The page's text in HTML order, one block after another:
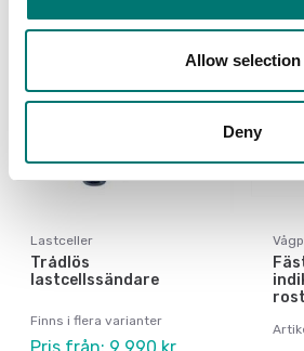
Allow selection
Deny
Lastceller
Trådlös
lastcellssändare
Finns i flera varianter